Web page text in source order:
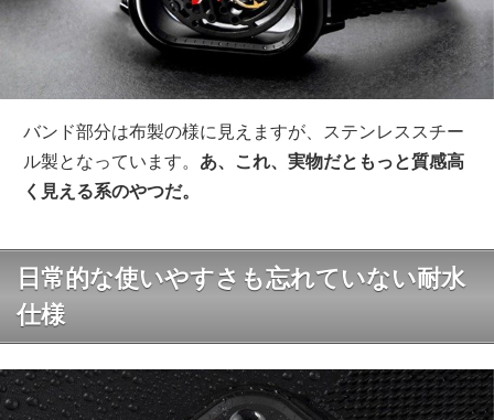
バンド部分は布製の様に見えますが、ステンレススチー
ル製となっています。 あ、これ、実物だともっと質感高
く見える系のやつだ。
日常的な使いやすさも忘れていない耐水
仕様